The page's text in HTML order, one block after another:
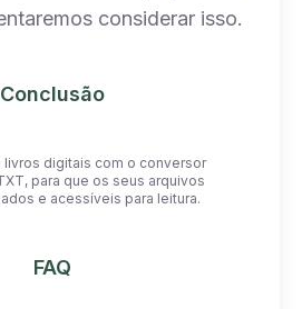
considerar isso.
Conclusão
livros digitais com o conversor
para que os seus arquivos
e acessíveis para leitura.
FAQ